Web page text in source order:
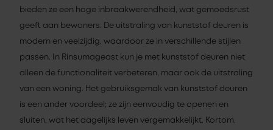
bieden ze een hoge inbraakwerendheid, wat gemoedsrust
geeft aan bewoners. De uitstraling van kunststof deuren is
modern en veelzijdig, waardoor ze in verschillende stijlen
passen. In Rinsumageast kun je met kunststof deuren niet
alleen de functionaliteit verbeteren, maar ook de uitstraling
van een woning. Het gebruiksgemak van kunststof deuren
is een ander voordeel; ze zijn eenvoudig te openen en
sluiten, wat het dagelijks leven vergemakkelijkt. Kortom,